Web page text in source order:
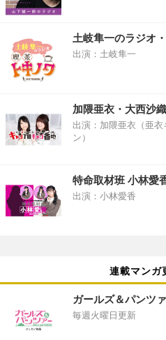
土岐隼一のラジオ
出演：土岐隼一
加隈亜衣・大西沙
出演：加隈亜衣（亜
ン）
特命取材班 小林愛
出演：小林愛香
連載マンガ
ガールズ＆パンツ
毎週火曜日更新